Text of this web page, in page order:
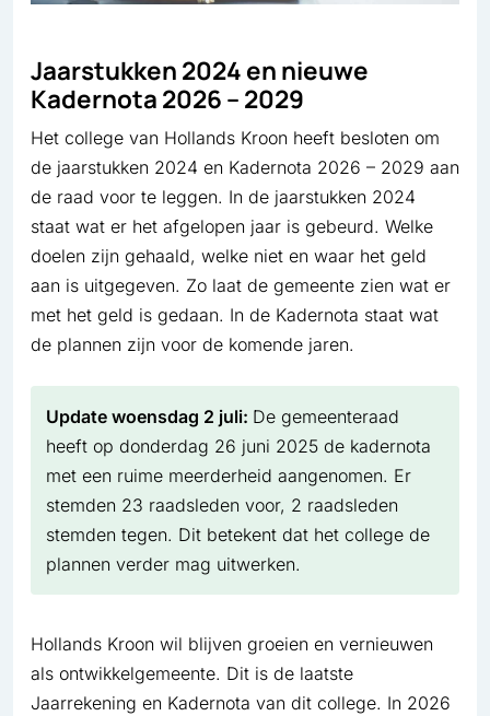
Jaarstukken 2024 en nieuwe
Kadernota 2026 – 2029
Het college van Hollands Kroon heeft besloten om
de jaarstukken 2024 en Kadernota 2026 – 2029 aan
de raad voor te leggen. In de jaarstukken 2024
staat wat er het afgelopen jaar is gebeurd. Welke
doelen zijn gehaald, welke niet en waar het geld
aan is uitgegeven. Zo laat de gemeente zien wat er
met het geld is gedaan. In de Kadernota staat wat
de plannen zijn voor de komende jaren.
Update woensdag 2 juli: De gemeenteraad
heeft op donderdag 26 juni 2025 de kadernota
met een ruime meerderheid aangenomen. Er
stemden 23 raadsleden voor, 2 raadsleden
stemden tegen. Dit betekent dat het college de
plannen verder mag uitwerken.
Hollands Kroon wil blijven groeien en vernieuwen
als ontwikkelgemeente. Dit is de laatste
Jaarrekening en Kadernota van dit college. In 2026